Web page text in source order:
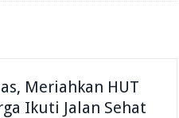
Meriahkan HUT
Ikuti Jalan Sehat